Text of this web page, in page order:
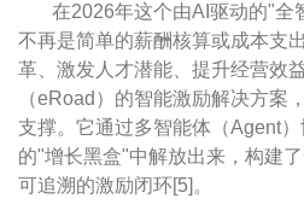
在2026年这个由AI驱动的"全
不再是简单的薪酬核算或成本支
革、激发人才潜能、提升经营效
（eRoad）的智能激励解决方案
支撑。它通过多智能体（Agent
的"增长黑盒"中解放出来，构建
可追溯的激励闭环[5]。